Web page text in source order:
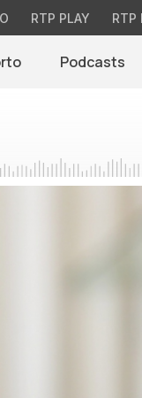
RTP PLAY RTP
Podcasts